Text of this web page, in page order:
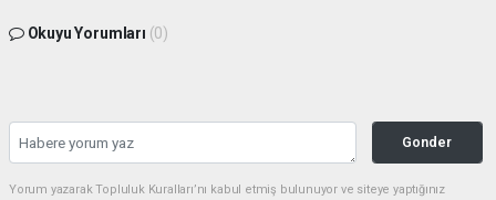
Okuyu Yorumları (0)
Gonder
Yorum yazarak Topluluk Kuralları’nı kabul etmiş bulunuyor ve siteye yaptığınız